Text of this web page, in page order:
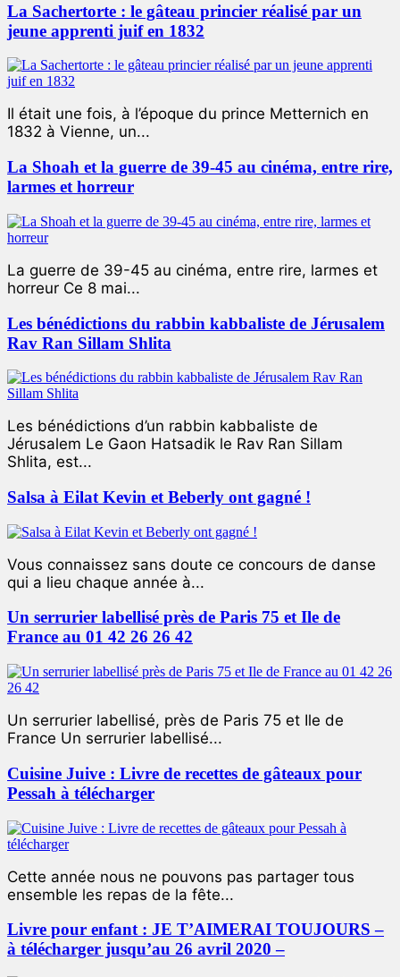
La Sachertorte : le gâteau princier réalisé par un
jeune apprenti juif en 1832
Il était une fois, à l’époque du prince Metternich en
1832 à Vienne, un...
La Shoah et la guerre de 39-45 au cinéma, entre rire,
larmes et horreur
La guerre de 39-45 au cinéma, entre rire, larmes et
horreur Ce 8 mai...
Les bénédictions du rabbin kabbaliste de Jérusalem
Rav Ran Sillam Shlita
Les bénédictions d’un rabbin kabbaliste de
Jérusalem Le Gaon Hatsadik le Rav Ran Sillam
Shlita, est...
Salsa à Eilat Kevin et Beberly ont gagné !
Vous connaissez sans doute ce concours de danse
qui a lieu chaque année à...
Un serrurier labellisé près de Paris 75 et Ile de
France au 01 42 26 26 42
Un serrurier labellisé, près de Paris 75 et Ile de
France Un serrurier labellisé...
Cuisine Juive : Livre de recettes de gâteaux pour
Pessah à télécharger
Cette année nous ne pouvons pas partager tous
ensemble les repas de la fête...
Livre pour enfant : JE T’AIMERAI TOUJOURS –
à télécharger jusqu’au 26 avril 2020 –